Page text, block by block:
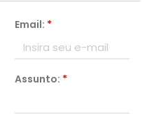
Email: *
Assunto: *